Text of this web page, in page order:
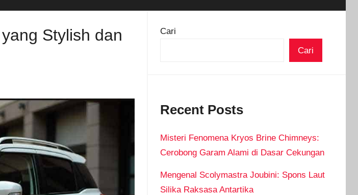
Stylish dan
Cari
Cari
Recent Posts
Misteri Fenomena Kryos Brine Chimneys:
Cerobong Garam Alami di Dasar Cekungan
Mengenal Scolymastra Joubini: Spons Laut
Silika Raksasa Antartika